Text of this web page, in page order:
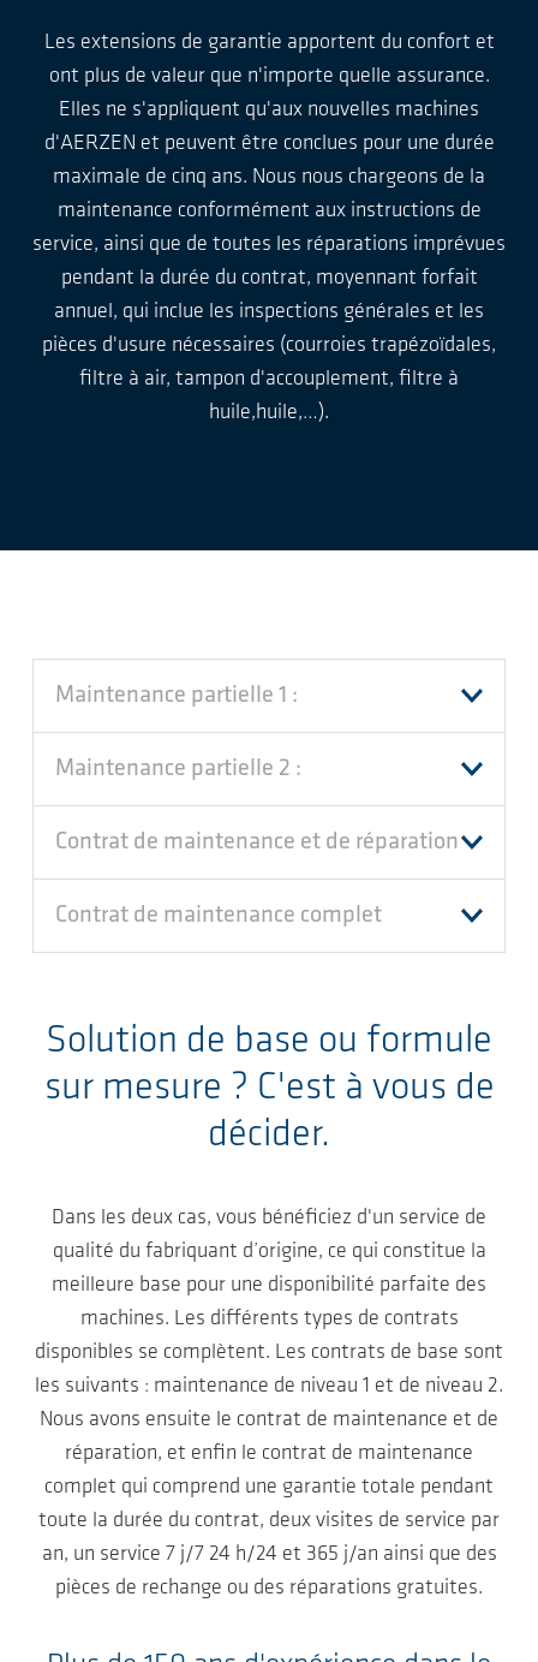
Les extensions de garantie apportent du confort et
ont plus de valeur que n'importe quelle assurance.
Elles ne s'appliquent qu'aux nouvelles machines
d'AERZEN et peuvent être conclues pour une durée
maximale de cinq ans. Nous nous chargeons de la
maintenance conformément aux instructions de
service, ainsi que de toutes les réparations imprévues
pendant la durée du contrat, moyennant forfait
annuel, qui inclue les inspections générales et les
pièces d'usure nécessaires (courroies trapézoïdales,
filtre à air, tampon d'accouplement, filtre à
huile,huile,…).
Maintenance partielle 1 :
Maintenance partielle 2 :
Contrat de maintenance et de réparation
Contrat de maintenance complet
Solution de base ou formule
sur mesure ? C'est à vous de
décider.
Dans les deux cas, vous bénéficiez d'un service de
qualité du fabriquant d’origine, ce qui constitue la
meilleure base pour une disponibilité parfaite des
machines. Les différents types de contrats
disponibles se complètent. Les contrats de base sont
les suivants : maintenance de niveau 1 et de niveau 2.
Nous avons ensuite le contrat de maintenance et de
réparation, et enfin le contrat de maintenance
complet qui comprend une garantie totale pendant
toute la durée du contrat, deux visites de service par
an, un service 7 j/7 24 h/24 et 365 j/an ainsi que des
pièces de rechange ou des réparations gratuites.